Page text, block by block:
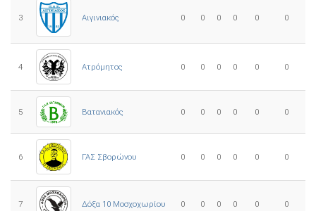
3 Αιγινιακός 0 0 0 0 0 0
4 Ατρόμητος 0 0 0 0 0 0
5 Βατανιακός 0 0 0 0 0 0
6 ΓΑΣ Σβορώνου 0 0 0 0 0 0
7 Δόξα 10 Μοσχοχωρίου 0 0 0 0 0 0